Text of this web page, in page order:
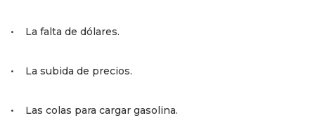
• La falta de dólares.
• La subida de precios.
• Las colas para cargar gasolina.